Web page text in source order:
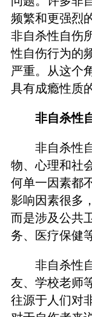
频繁和更强烈
非自杀性自伤
性自伤行为的
严重。从这个
具有成瘾性质
非自杀性
非自杀性
物、心理和社
何单一因素都
影响因素很多
而是涉及公共
务、医疗保健
非自杀性
友、学校老师
往源于人们对